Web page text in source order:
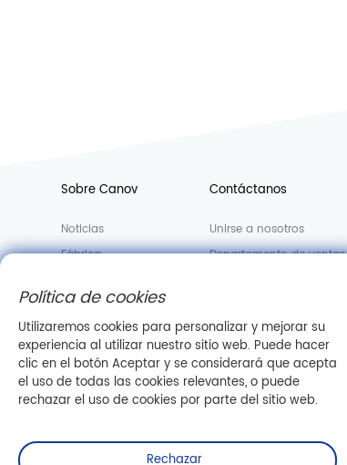
Sobre Canov
Noticias
Fábrica
Información de la empresa
Contáctanos
Unirse a nosotros
Departamento de ventas
Política de cookies
Utilizaremos cookies para personalizar y mejorar su
experiencia al utilizar nuestro sitio web. Puede hacer
clic en el botón Aceptar y se considerará que acepta
el uso de todas las cookies relevantes, o puede
rechazar el uso de cookies por parte del sitio web.
Rechazar